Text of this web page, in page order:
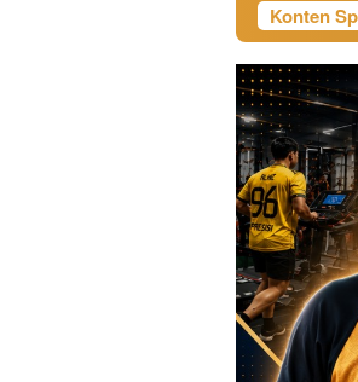
Konten